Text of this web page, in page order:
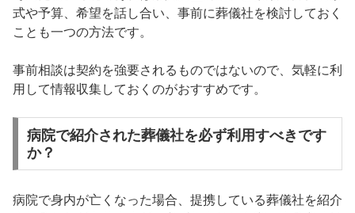
式や予算、希望を話し合い、事前に葬儀社を検討しておく
ことも一つの方法です。
事前相談は契約を強要されるものではないので、気軽に利
用して情報収集しておくのがおすすめです。
病院で紹介された葬儀社を必ず利用すべきです
か？
病院で身内が亡くなった場合、提携している葬儀社を紹介